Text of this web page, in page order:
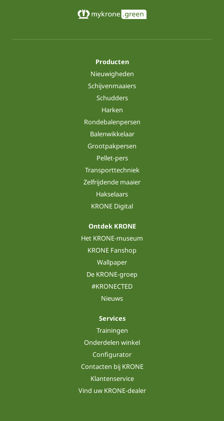
Producten
Nieuwigheden
Schijvenmaaiers
Schudders
Harken
Rondebalenpersen
Balenwikkelaar
Grootpakpersen
Pellet-pers
Transporttechniek
Zelfrijdende maaier
Hakselaars
KRONE Digital
Ontdek KRONE
Het KRONE-museum
KRONE Fanshop
Wallpaper
De KRONE-groep
#KRONECTED
Nieuws
Services
Trainingen
Onderdelen winkel
Configurator
Contacten bij KRONE
Klantenservice
Vind uw KRONE-dealer